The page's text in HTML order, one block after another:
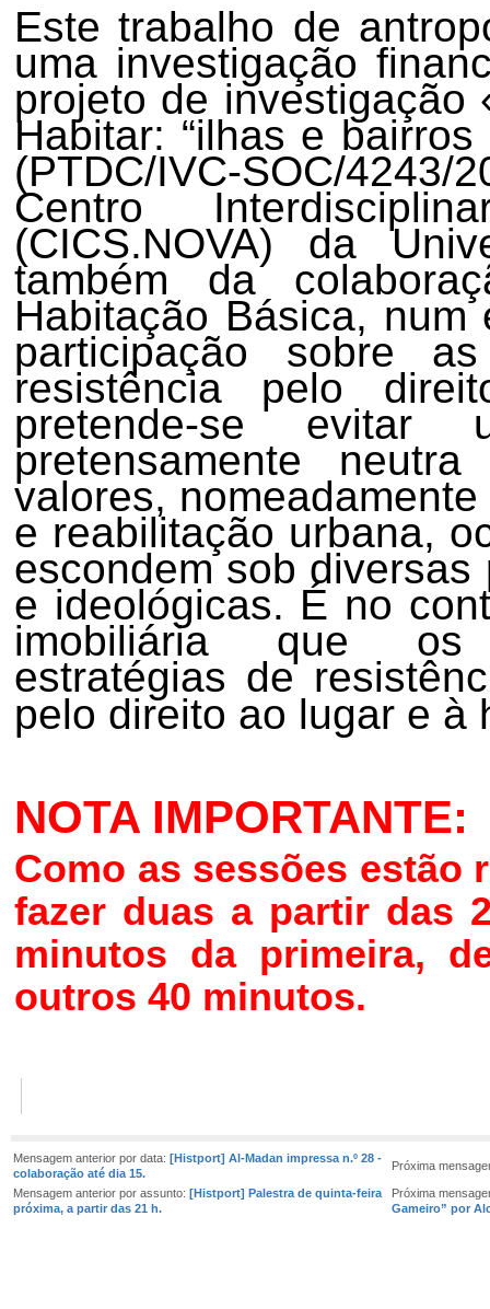
Este trabalho de
uma investigação
projeto de investigação
Habitar: “ilhas e
(PTDC/IVC-SOC/
Centro
(CICS.NOVA) da
também da
Habitação Básica,
participação sobre
resistência pelo
pretende-se
pretensamente
valores,
e reabilitação urbana,
escondem sob
e ideológicas. É no
imobiliária que os
estratégias de
pelo direito ao lugar e à
NOTA IMPORTANTE:
Como as sessões estão
fazer duas a partir das
minutos da primeira,
outros 40 minutos.
Mensagem anterior por data: [Histport] Al-Madan impressa n.º 28 -
colaboração até dia 15.
Próxima
Mensagem anterior por assunto: [Histport] Palestra de quinta-feira
próxima, a partir das 21 h.
Próxima
Gameiro” por